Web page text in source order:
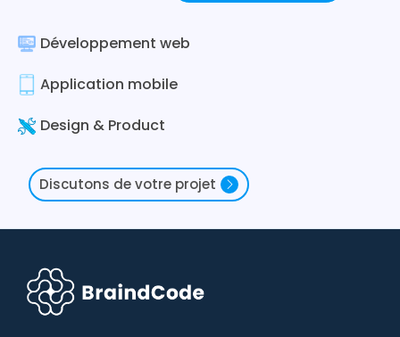
Développement web
Application mobile
Design & Product
Discutons de votre projet